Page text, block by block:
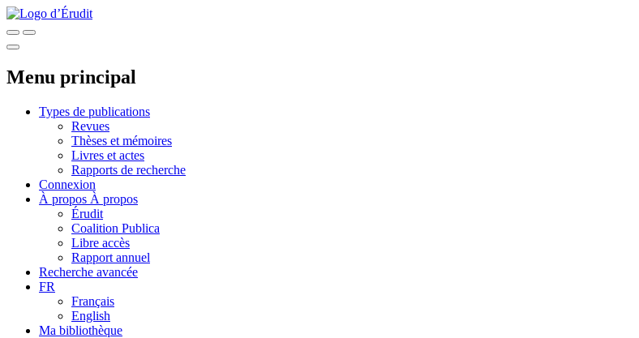
Menu principal
Types de publications
Revues
Thèses et mémoires
Livres et actes
Rapports de recherche
Connexion
À propos À propos
Érudit
Coalition Publica
Libre accès
Rapport annuel
Recherche avancée
FR
Français
English
Ma bibliothèque